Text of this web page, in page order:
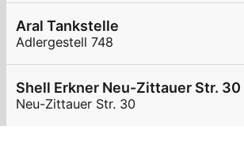
Aral Tankstelle
Adlergestell 748
Shell Erkner Neu-Zittauer Str. 30
Neu-Zittauer Str. 30